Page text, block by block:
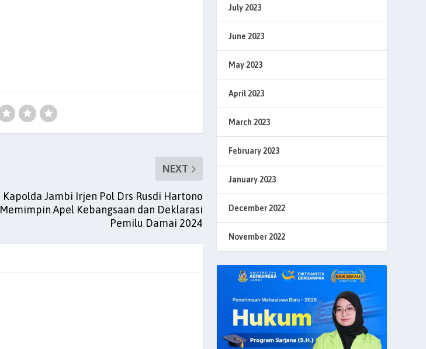
NEXT
Kapolda Jambi Irjen Pol Drs Rusdi Hartono
Memimpin Apel Kebangsaan dan Deklarasi
Pemilu Damai 2024
July 2023
June 2023
May 2023
April 2023
March 2023
February 2023
January 2023
December 2022
November 2022